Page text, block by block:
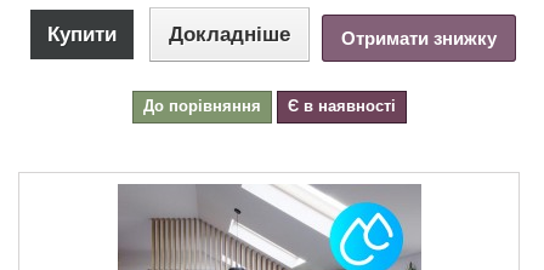
Купити Докладніше Отримати знижку
До порівняння Є в наявності